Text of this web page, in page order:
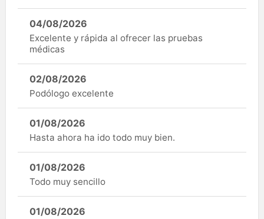
04/08/2026
Excelente y rápida al ofrecer las pruebas
médicas
02/08/2026
Podólogo excelente
01/08/2026
Hasta ahora ha ido todo muy bien.
01/08/2026
Todo muy sencillo
01/08/2026